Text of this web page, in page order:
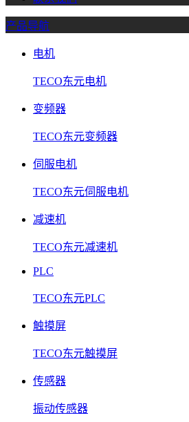
产品导航
电机
TECO东元电机
变频器
TECO东元变频器
伺服电机
TECO东元伺服电机
减速机
TECO东元减速机
PLC
TECO东元PLC
触摸屏
TECO东元触摸屏
传感器
振动传感器